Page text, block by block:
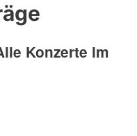
Konzerte im